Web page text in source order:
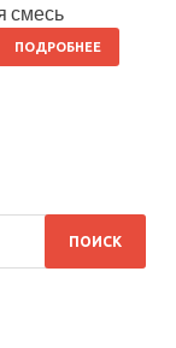
смесь
ПОДРОБНЕЕ